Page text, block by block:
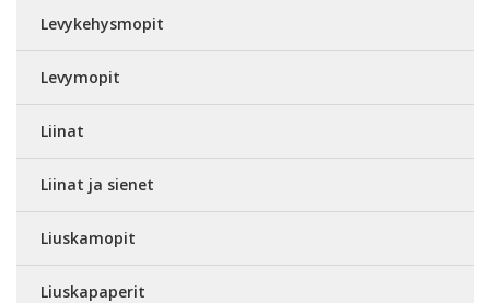
Levykehysmopit
Levymopit
Liinat
Liinat ja sienet
Liuskamopit
Liuskapaperit